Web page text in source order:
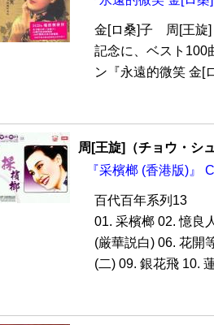
金[ロ桑]子 周[王旋]
記念に、ベスト100
ン『永遠的微笑 金[
周[王旋]（チョウ・シ
『采檳榔 (香港版)』
百代百年系列13
01. 采檳榔 02. 憶良
(厳華説白) 06. 花開
(二) 09. 銀花飛 10.